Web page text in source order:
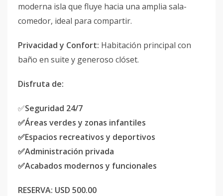
moderna isla que fluye hacia una amplia sala-
comedor, ideal para compartir.
Privacidad y Confort: Habitación principal con
baño en suite y generoso clóset.
Disfruta de:
✅Seguridad 24/7
✅Áreas verdes y zonas infantiles
✅Espacios recreativos y deportivos
✅Administración privada
✅Acabados modernos y funcionales
RESERVA: USD 500.00